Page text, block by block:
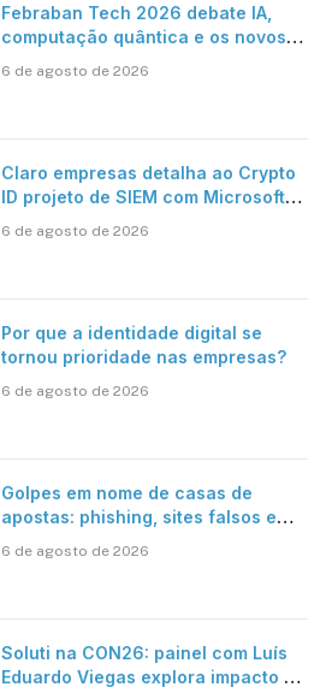
Febraban Tech 2026 debate IA,
computação quântica e os novos
6 de agosto de 2026
Claro empresas detalha ao Crypto
ID projeto de SIEM com Microsoft
automatizada
6 de agosto de 2026
Por que a identidade digital se
tornou prioridade nas empresas?
6 de agosto de 2026
Golpes em nome de casas de
apostas: phishing, sites falsos e
6 de agosto de 2026
Soluti na CON26: painel com Luís
Eduardo Viegas explora impacto de